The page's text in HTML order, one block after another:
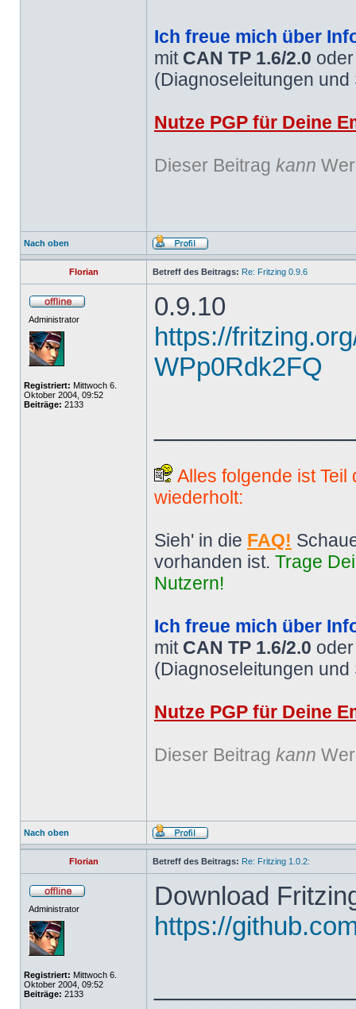
Ich freue mich über
mit CAN TP 1.6/2.0
(Diagnoseleitungen
Nutze PGP für Deine
Dieser Beitrag kann
Nach oben
Florian Betreff des Beitrags: Re: Fritzing 0.9.6
Administrator
Registriert: Mittwoch 6.
Oktober 2004, 09:52
Beiträge: 2133
0.9.10
https://
WPp0Rdk2FQ
Alles folgende ist
wiederholt:
Sieh' in die FAQ!
vorhanden ist. Trage
Nutzern!
Ich freue mich über
mit CAN TP 1.6/2.0
(Diagnoseleitungen
Nutze PGP für Deine
Dieser Beitrag kann
Nach oben
Florian Betreff des Beitrags: Re: Fritzing 1.0.2:
Administrator
Registriert: Mittwoch 6.
Oktober 2004, 09:52
Beiträge: 2133
Download
https://